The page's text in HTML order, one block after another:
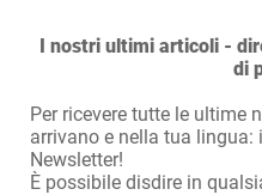
I nostri ultimi articoli -
di
Per ricevere tutte le ultime
arrivano e nella tua
Newsletter!
È possibile disdire in